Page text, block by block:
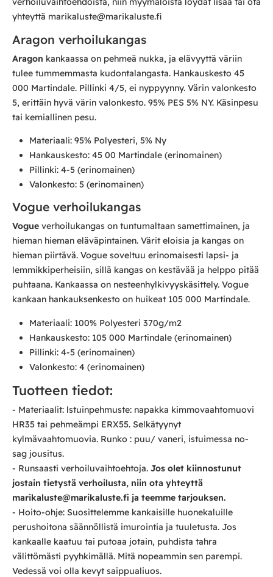
yhteyttä marikaluste@marikaluste.fi
Aragon verhoilukangas
Aragon kankaassa on pehmeä nukka, ja elävyyttä väriin
tulee tummemmasta kudontalangasta. Hankauskesto 45
000 Martindale. Pillinki 4/5, ei nyppyynny. Värin valonkesto
5, erittäin hyvä värin valonkesto. 95% PES 5% NY. Käsinpesu
tai kemiallinen pesu.
Materiaali: 95% Polyesteri, 5% Ny
Hankauskesto: 45 00 Martindale (erinomainen)
Pillinki: 4-5 (erinomainen)
Valonkesto: 5 (erinomainen)
Vogue verhoilukangas
Vogue verhoilukangas on tuntumaltaan samettimainen, ja
hieman hieman eläväpintainen. Värit eloisia ja kangas on
hieman piirtävä. Vogue soveltuu erinomaisesti lapsi- ja
lemmikkiperheisiin, sillä kangas on kestävää ja helppo pitää
puhtaana. Kankaassa on nesteenhylkivyyskäsittely. Vogue
kankaan hankauksenkesto on huikeat 105 000 Martindale.
Materiaali: 100% Polyesteri 370g/m2
Hankauskesto: 105 000 Martindale (erinomainen)
Pillinki: 4-5 (erinomainen)
Valonkesto: 4 (erinomainen)
Tuotteen tiedot:
- Materiaalit: lstuinpehmuste: napakka kimmovaahtomuovi
HR35 tai pehmeämpi ERX55. Selkätyynyt
kylmävaahtomuovia. Runko : puu/ vaneri, istuimessa no-
sag jousitus.
- Runsaasti verhoiluvaihtoehtoja. Jos olet kiinnostunut
jostain tietystä verhoilusta, niin ota yhteyttä
marikaluste@marikaluste.fi ja teemme tarjouksen.
- Hoito-ohje: Suosittelemme kankaisille huonekaluille
perushoitona säännöllistä imurointia ja tuuletusta. Jos
kankaalle kaatuu tai putoaa jotain, puhdista tahra
välittömästi pyyhkimällä. Mitä nopeammin sen parempi.
Vedessä voi olla kevyt saippualiuos.